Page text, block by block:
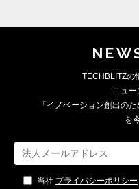
TECHBLITZの
ニュ
「イノベーション創出の
を
当社 プライバシーポリシー